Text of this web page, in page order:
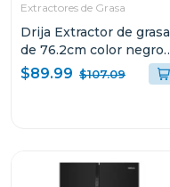
Extractores de Grasa
Drija Extractor de grasa
de 76.2cm color negro
compatto
$89.99 $107.09